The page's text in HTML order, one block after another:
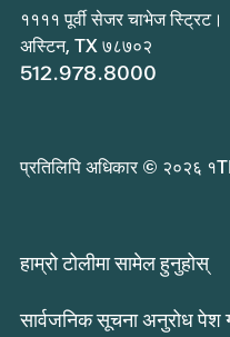
११११ पूर्वी सेजर चाभेज स्ट्रिट।
अस्टिन, TX ७८७०२
512.978.8000
प्रतिलिपि अधिकार © २०२६
हाम्रो टोलीमा सामेल हुनुहोस्
सार्वजनिक सूचना अनुरोध पेश